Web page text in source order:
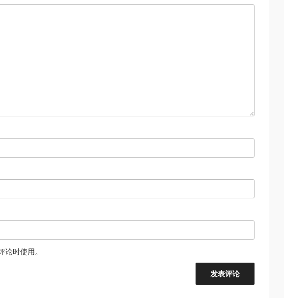
时使用。